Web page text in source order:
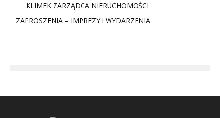
KLIMEK ZARZĄDCA NIERUCHOMOŚCI
ZAPROSZENIA – IMPREZY i WYDARZENIA